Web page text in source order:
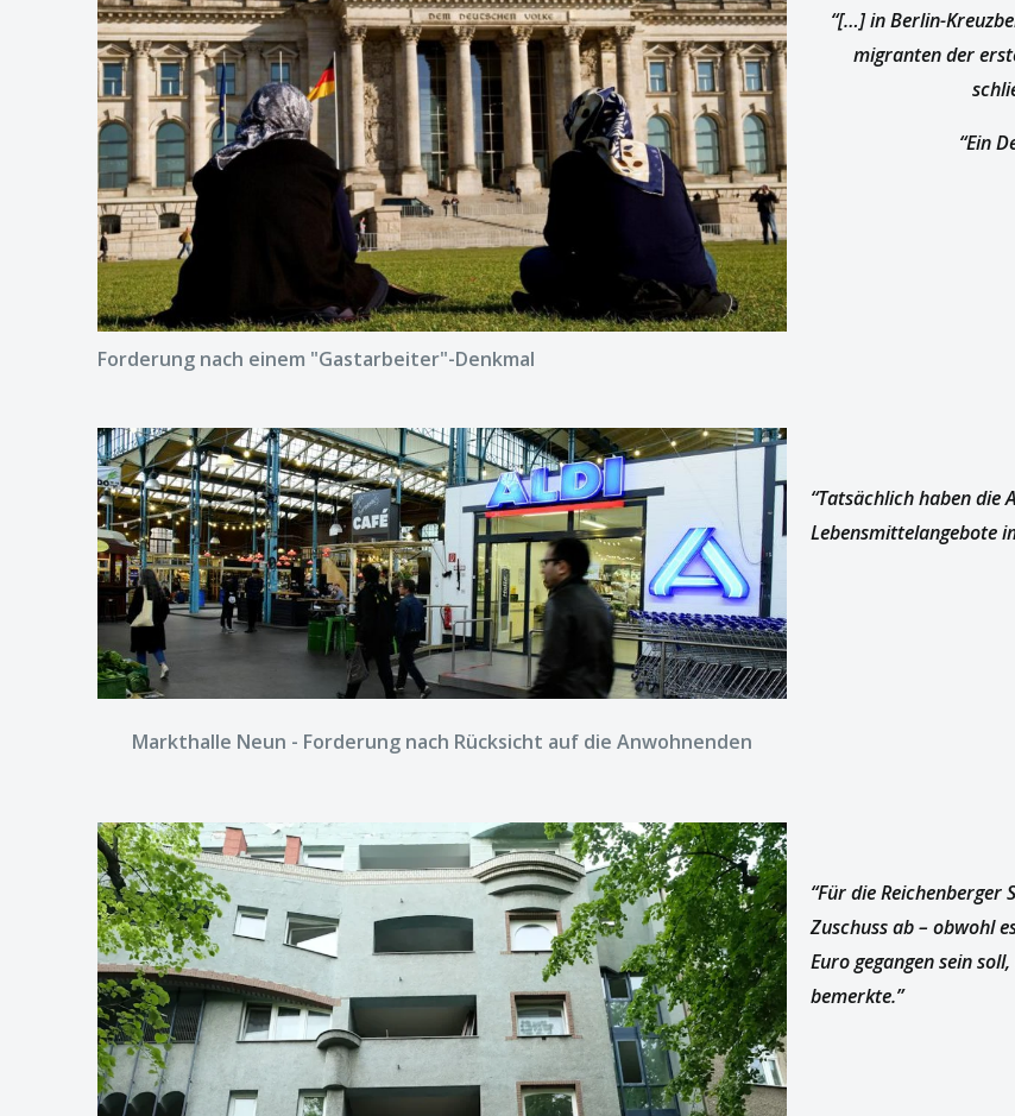
Forderung nach einem "Gastarbeiter"-Denkmal
“[…] in Berlin-
migranten der
“Ein
Markthalle Neun - Forderung nach Rücksicht auf die Anwohnenden
“Tatsächlich haben die
Lebensmittelangebote
“Für die
Zuschuss ab – obwohl
Euro gegangen sein
bemerkte.”